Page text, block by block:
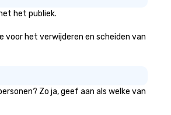
tools.
het publiek.
voor het verwijderen en scheiden van
Zo ja, geef aan als welke van